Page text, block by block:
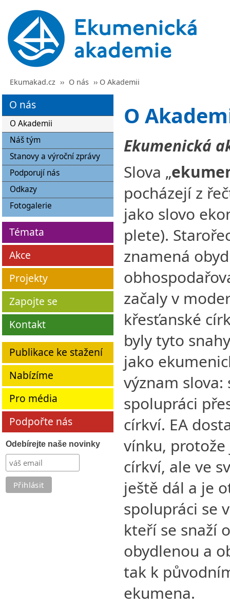
Ekumakad.cz ›› O nás ›› O Akademii
O nás
O Akademii
Náš tým
Stanovy a výroční zprávy
Podporují nás
Odkazy
Fotogalerie
Témata
Akce
Projekty
Zapojte se
Kontakt
Publikace ke stažení
Nabízíme
Pro média
Podpořte nás
Odebírejte naše novinky
O
Ekumenická
Slova „
pocházejí z
jako slovo
plete).
znamená
začaly v
křesťanské
byly tyto
jako
význam
spolupráci
církví. EA
vínku,
církví, ale ve
ještě dál a je
spolupráci se
kteří se snaží
obydlenou a
tak k
ekumena.